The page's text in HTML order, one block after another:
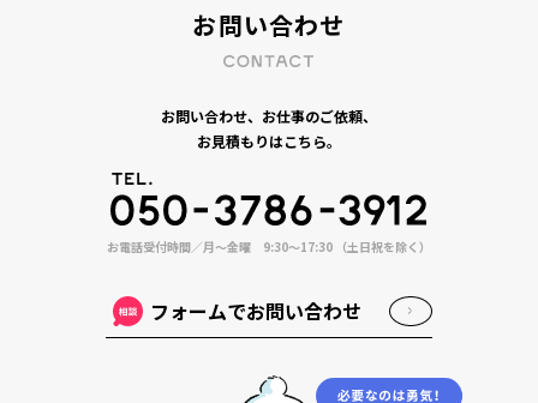
お問い合わせ
お問い合わせ、お仕事のご依頼、
お見積もりはこちら。
お電話受付時間／月〜金曜 9:30〜17:30 （土日祝を除く）
フォームでお問い合わせ